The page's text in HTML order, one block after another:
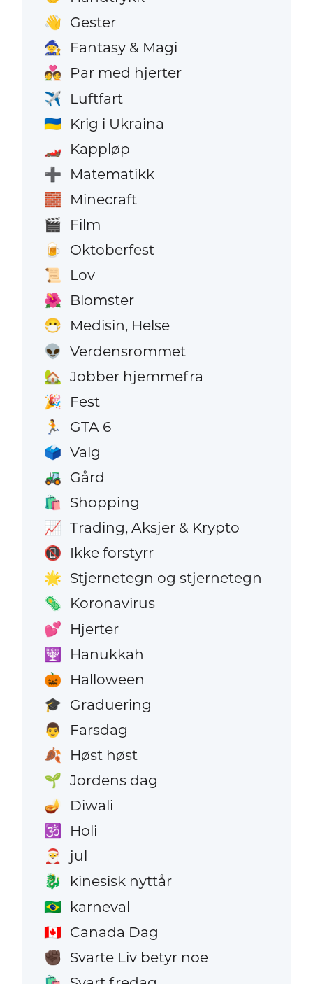
👋 Gester
🧙 Fantasy & Magi
💑 Par med hjerter
✈️ Luftfart
🇺🇦 Krig i Ukraina
🏎️ Kappløp
➕ Matematikk
🧱 Minecraft
🎬 Film
🍺 Oktoberfest
📜 Lov
🌺 Blomster
😷 Medisin, Helse
👽 Verdensrommet
🏡 Jobber hjemmefra
🎉 Fest
🏃 GTA 6
🗳️ Valg
🚜 Gård
🛍️ Shopping
📈 Trading, Aksjer & Krypto
📵 Ikke forstyrr
🌟 Stjernetegn og stjernetegn
🦠 Koronavirus
💕 Hjerter
🕎 Hanukkah
🎃 Halloween
🎓 Graduering
👨 Farsdag
🍂 Høst høst
🌱 Jordens dag
🪔 Diwali
🕉️ Holi
🎅 jul
🐉 kinesisk nyttår
🇧🇷 karneval
🇨🇦 Canada Dag
✊🏿 Svarte Liv betyr noe